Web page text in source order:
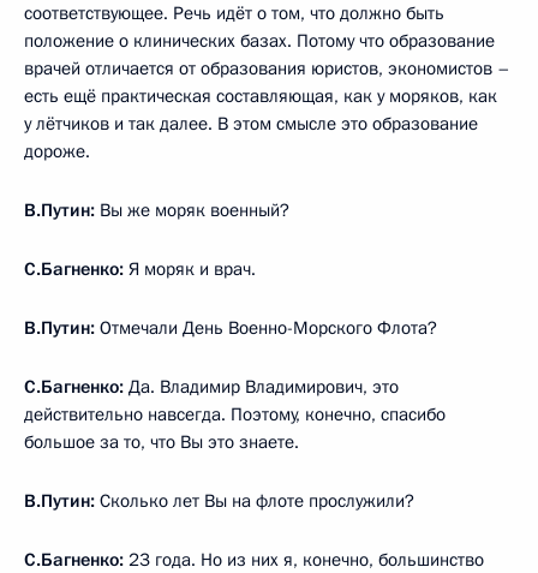
соответствующее. Речь идёт о том, что должно быть
положение о клинических базах. Потому что образование
врачей отличается от образования юристов, экономистов –
есть ещё практическая составляющая, как у моряков, как
у лётчиков и так далее. В этом смысле это образование
дороже.
В.Путин: Вы же моряк военный?
С.Багненко: Я моряк и врач.
В.Путин: Отмечали День Военно-Морского Флота?
С.Багненко: Да. Владимир Владимирович, это
действительно навсегда. Поэтому, конечно, спасибо
большое за то, что Вы это знаете.
В.Путин: Сколько лет Вы на флоте прослужили?
С.Багненко: 23 года. Но из них я, конечно, большинство